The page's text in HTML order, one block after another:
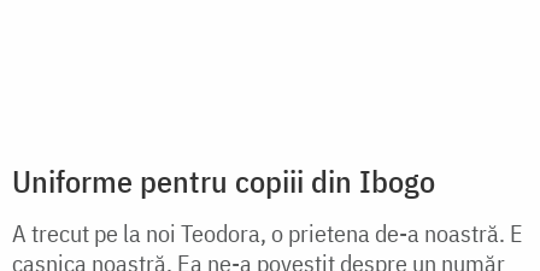
Dăruiește un cozonac unui bunic singur
prin campania „Bunătate coaptă-n
inimi calde” a platformei fiideajutor.ro